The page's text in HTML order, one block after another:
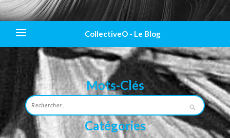
CollectiveO - Le Blog
Mots-Clés
Catégories